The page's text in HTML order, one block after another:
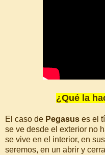
¿Qué la
El caso de Pegasus es el
se ve desde el exterior no
se vive en el interior, en
seremos, en un abrir y